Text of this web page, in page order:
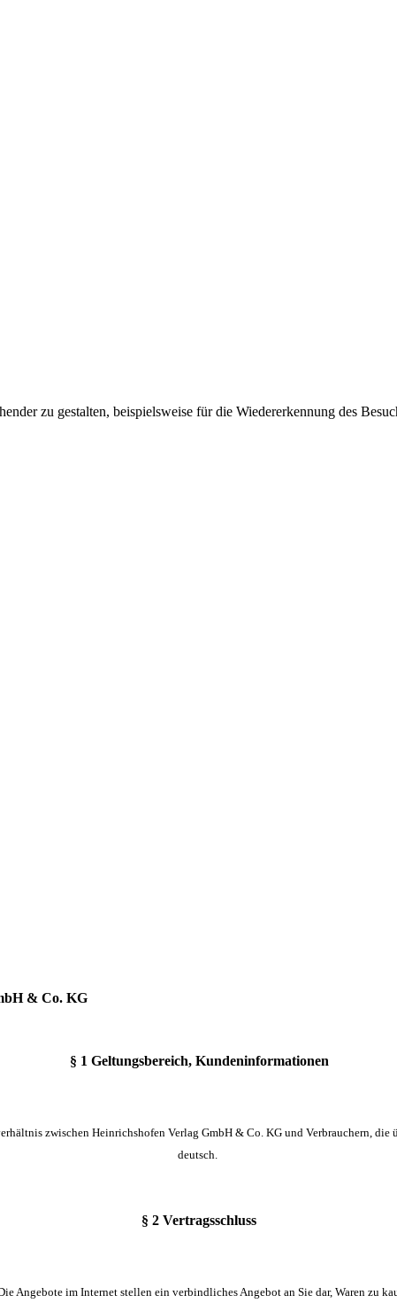
zu gestalten, beispielsweise für die Wiedererkennung des
& Co. KG
§ 1 Geltungsbereich, Kundeninformationen
zwischen Heinrichshofen Verlag GmbH & Co. KG und Verbrauchern, die
deutsch.
§ 2 Vertragsschluss
Angebote im Internet stellen ein verbindliches Angebot an Sie dar, Waren zu